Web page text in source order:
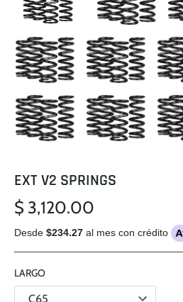
EXT V2 SPRINGS
$ 3,120.00
Desde $234.27 al mes con crédito
LARGO